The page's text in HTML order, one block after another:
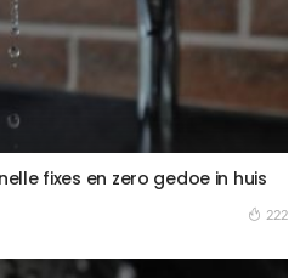
fixes en zero gedoe in huis
222